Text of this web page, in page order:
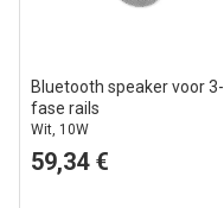
Bluetooth speaker voor 3-
fase rails
Wit, 10W
59,34 €